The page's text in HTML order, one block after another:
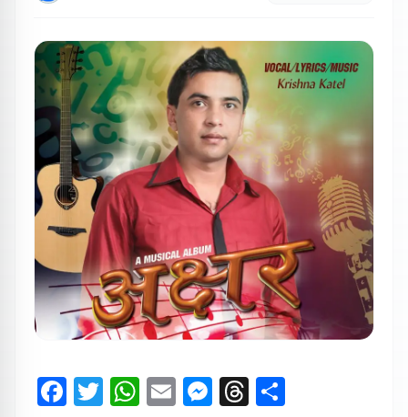
Facebook
Twitter
WhatsApp
EmailMessenger
Threads